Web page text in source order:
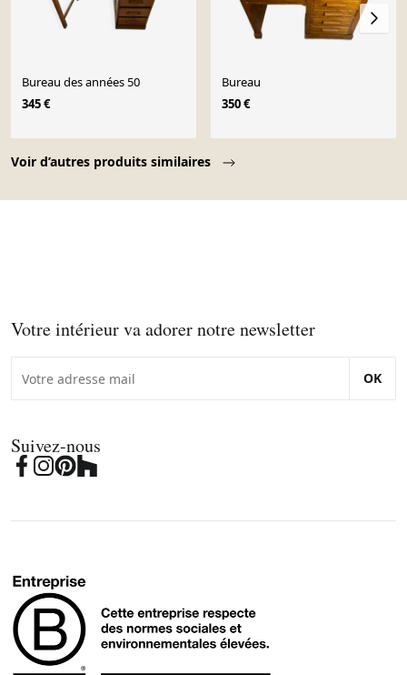
Voir d’autres produits similaires
Bureau des années 50
345 €
Bureau
350 €
Votre intérieur va adorer notre newsletter
OK
Suivez-nous